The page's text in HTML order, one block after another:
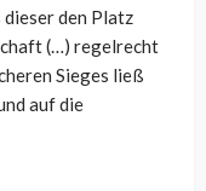
dieser den Platz
(…) regelrecht
Sieges ließ
auf die